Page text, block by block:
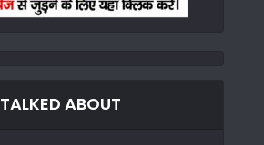
TALKED ABOUT